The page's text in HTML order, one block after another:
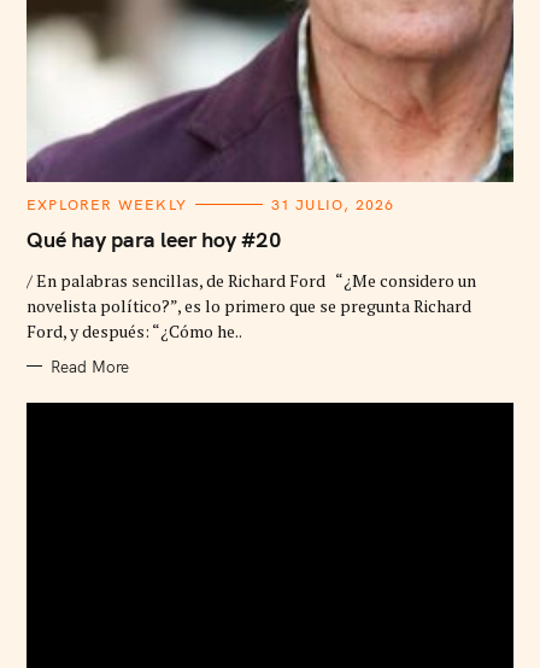
C
T
E
O
I
E
EXPLORER WEEKLY 31 JULIO, 2026
Qué hay para leer hoy #20
/ En palabras sencillas, de Richard Ford “¿Me considero un
novelista político?”, es lo primero que se pregunta Richard
Ford, y después: “¿Cómo he..
Read More